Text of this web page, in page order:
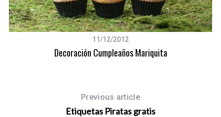
11/12/2012
Decoración Cumpleaños Mariquita
Previous article
Etiquetas Piratas gratis